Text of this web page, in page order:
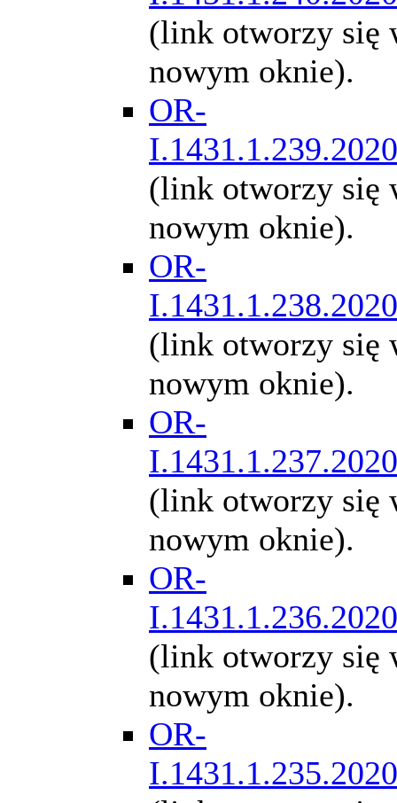
(link otworzy się
nowym oknie).
OR-
I.1431.1.239.2020
(link otworzy się
nowym oknie).
OR-
I.1431.1.238.2020
(link otworzy się
nowym oknie).
OR-
I.1431.1.237.2020
(link otworzy się
nowym oknie).
OR-
I.1431.1.236.2020
(link otworzy się
nowym oknie).
OR-
I.1431.1.235.2020